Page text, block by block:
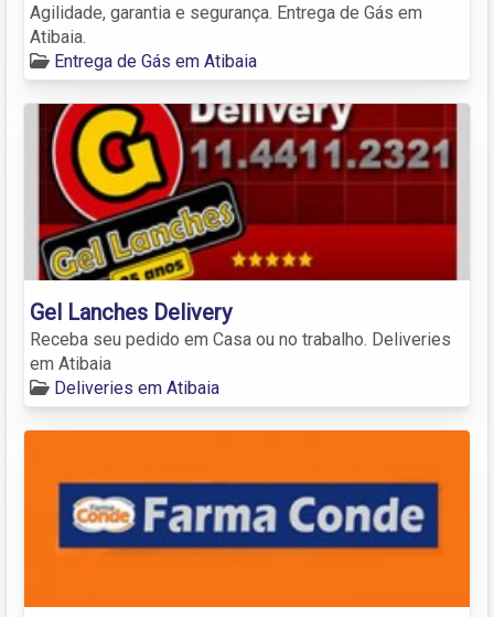
Agilidade, garantia e segurança. Entrega de Gás em
Atibaia.
Entrega de Gás em Atibaia
Gel Lanches Delivery
Receba seu pedido em Casa ou no trabalho. Deliveries
em Atibaia
Deliveries em Atibaia